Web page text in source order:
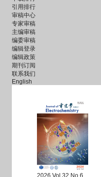
引用排行
审稿中心
专家审稿
主编审稿
编委审稿
编辑登录
编辑政策
期刊订阅
联系我们
English
2026 Vol.32 No.6